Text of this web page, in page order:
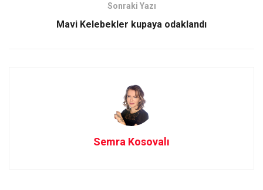
n
Sonraki Yazı
Mavi Kelebekler kupaya odaklandı
Semra Kosovalı